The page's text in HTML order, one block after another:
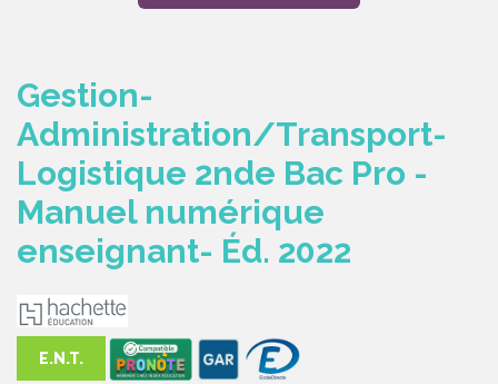
Gestion-
Administration/Transport-
Logistique 2nde Bac Pro -
Manuel numérique
enseignant- Éd. 2022
E.N.T.